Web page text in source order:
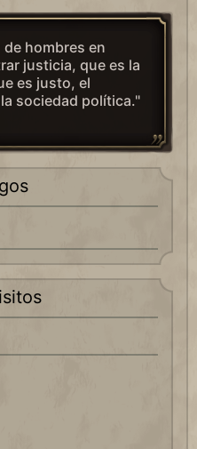
hombres en
justicia, que es la
es justo, el
sociedad política."